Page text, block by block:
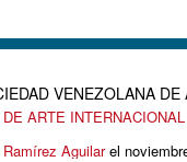
VENEZOLANA
ARTE INTERNACIONAL
Aguilarel